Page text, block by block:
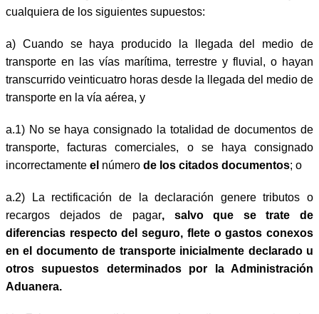
cualquiera de los siguientes supuestos:
a) Cuando se haya producido la llegada del medio de
transporte en las vías marítima, terrestre y fluvial, o hayan
transcurrido veinticuatro horas desde la llegada del medio de
transporte en la vía aérea, y
a.1) No se haya consignado la totalidad de documentos de
transporte, facturas comerciales, o se haya consignado
incorrectamente el número de los citados documentos; o
a.2) La rectificación de la declaración genere tributos o
recargos dejados de pagar,
salvo que se trate de
diferencias respecto del seguro, flete o gastos conexos
en el documento de transporte inicialmente declarado u
otros supuestos determinados por la Administración
Aduanera.